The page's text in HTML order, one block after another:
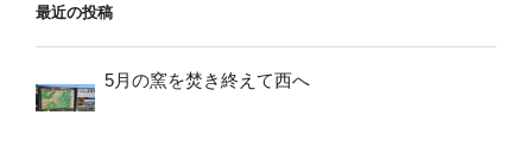
最近の投稿
5月の窯を焚き終えて西へ